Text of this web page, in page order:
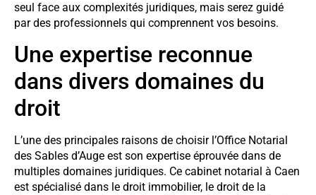
seul face aux complexités juridiques, mais serez guidé
par des professionnels qui comprennent vos besoins.
Une expertise reconnue
dans divers domaines du
droit
L’une des principales raisons de choisir l’Office Notarial
des Sables d’Auge est son expertise éprouvée dans de
multiples domaines juridiques. Ce cabinet notarial à Caen
est spécialisé dans le droit immobilier, le droit de la